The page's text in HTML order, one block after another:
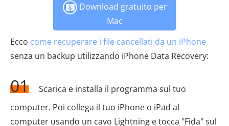
Download gratuito per
Mac
Ecco come recuperare i file cancellati da un iPhone
senza un backup utilizzando iPhone Data Recovery:
01
Scarica e installa il programma sul tuo
computer. Poi collega il tuo iPhone o iPad al
computer usando un cavo Lightning e tocca "Fida" sul